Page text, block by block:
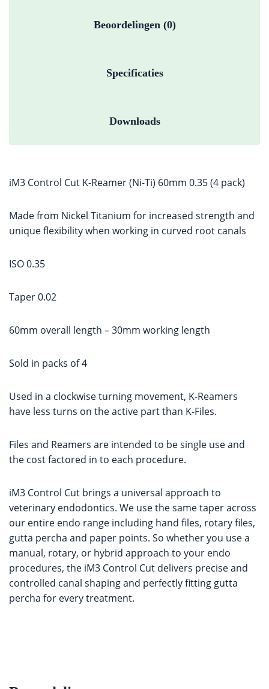
Beoordelingen (0)
Specificaties
Downloads
iM3 Control Cut K-Reamer (Ni-Ti) 60mm 0.35 (4 pack)
Made from Nickel Titanium for increased strength and
unique flexibility when working in curved root canals
ISO 0.35
Taper 0.02
60mm overall length – 30mm working length
Sold in packs of 4
Used in a clockwise turning movement, K-Reamers
have less turns on the active part than K-Files.
Files and Reamers are intended to be single use and
the cost factored in to each procedure.
iM3 Control Cut brings a universal approach to
veterinary endodontics. We use the same taper across
our entire endo range including hand files, rotary files,
gutta percha and paper points. So whether you use a
manual, rotary, or hybrid approach to your endo
procedures, the iM3 Control Cut delivers precise and
controlled canal shaping and perfectly fitting gutta
percha for every treatment.